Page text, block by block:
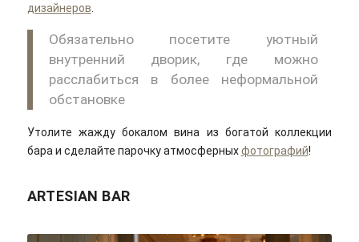
дизайнеров
Обязательно посетите уютный
внутренний дворик, где можно
расслабиться в более неформальной
обстановке
Утолите жажду бокалом вина из богатой коллекции
бара и сделайте парочку атмосферныхфотографий!
ARTESIAN BAR